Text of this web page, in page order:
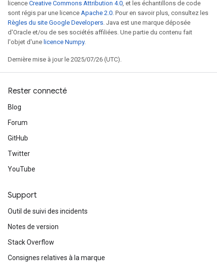
licence Creative Commons Attribution 4.0, et les échantillons de code
sont régis par une licence Apache 2.0. Pour en savoir plus, consultez les
Règles du site Google Developers. Java est une marque déposée
d'Oracle et/ou de ses sociétés affiliées. Une partie du contenu fait
l'objet d'une licence Numpy.
Dernière mise à jour le 2025/07/26 (UTC).
Rester connecté
Blog
Forum
GitHub
Twitter
YouTube
Support
Outil de suivi des incidents
Notes de version
Stack Overflow
Consignes relatives à la marque